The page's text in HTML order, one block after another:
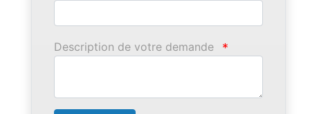
Description de votre demande *